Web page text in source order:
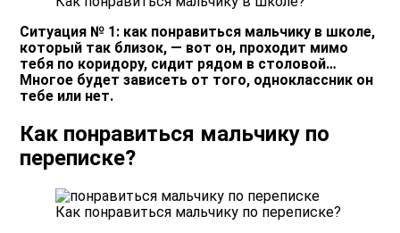
Ситуация № 1: как понравиться мальчику в школе,
который так близок, — вот он, проходит мимо
тебя по коридору, сидит рядом в столовой…
Многое будет зависеть от того, одноклассник он
тебе или нет.
Как понравиться мальчику по
переписке?
Как понравиться мальчику по переписке?